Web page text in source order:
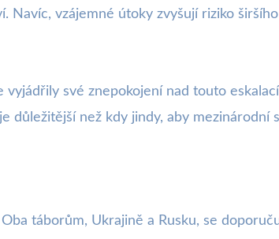
Navíc, vzájemné útoky zvyšují riziko
své znepokojení nad touto
důležitější než kdy jindy, aby
táborům, Ukrajině a Rusku, se